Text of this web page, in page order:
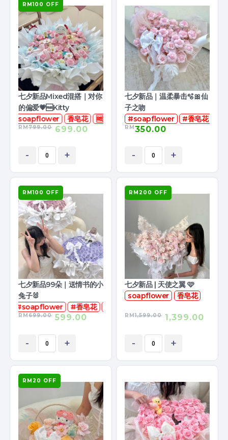
RM100 OFF
七夕新品Mixed混搭｜对你
的偏爱💗🆓Kitty
soapflower
香皂花 🆓娃娃
RM799.00 699.00
- +
七夕新品｜温柔暴击🫧🎀仙
子之吻
#soapflower
#香皂花
RM350.00
- +
RM100 OFF
七夕新品99朵｜送情书的小
兔子🐰
#soapflower
#香皂花
RM699.00 599.00
- +
RM200 OFF
七夕新品 | 天使之翼 🩷
soapflower
香皂花
RM1,599.00 1,399.00
- +
RM20 OFF